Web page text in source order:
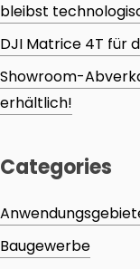
bleibst
DJI Matrice 4T für
Showroom-
erhältlich!
Categories
Baugewerbe